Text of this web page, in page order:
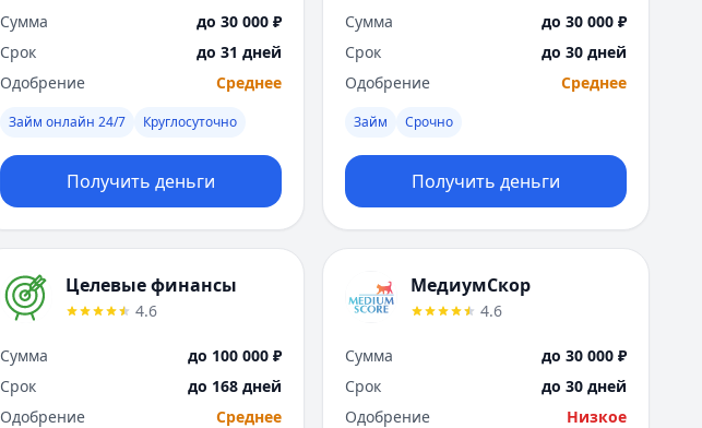
Тула
Ульяновск
Х
Ч
Чебоксары
Сумма
до 30 000 ₽
Срок
до 31 дней
Одобрение
Среднее
Займ онлайн 24/7 Круглосуточно
Получить деньги
Сумма
до 30 000 ₽
Срок
до 30 дней
Одобрение
Среднее
Займ Срочно
Получить деньги
Целевые финансы
4.6
Сумма
до 100 000 ₽
Срок
до 168 дней
Одобрение
Среднее
МедиумСкор
4.6
Сумма
до 30 000 ₽
Срок
до 30 дней
Одобрение
Низкое